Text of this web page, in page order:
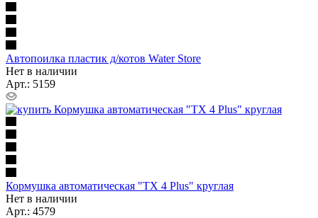
Автопоилка пластик д/котов Water Store
Нет в наличии
Арт.: 5159
Кормушка автоматическая "TX 4 Plus" круглая
Нет в наличии
Арт.: 4579